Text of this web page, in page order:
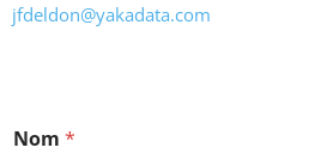
jfdeldon@yakadata.com
Nom *